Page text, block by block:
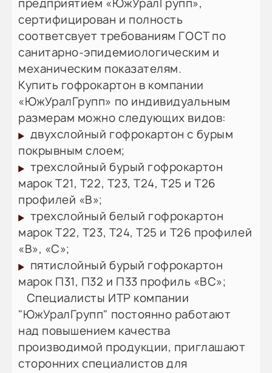
предприятием «ЮжУралГрупп»,
сертифицирован и полность
соответсвует требованиям ГОСТ по
санитарно-эпидемиологическим и
механическим показателям.
Купить гофрокартон в компании
«ЮжУралГрупп» по индивидуальным
размерам можно следующих видов:
двухслойный гофрокартон с бурым
покрывным слоем;
трехслойный бурый гофрокартон
марок Т21, Т22, Т23, Т24, Т25 и Т26
профилей «В»;
трехслойный белый гофрокартон
марок Т22, Т23, Т24, Т25 и Т26 профилей
«В», «С»;
пятислойный бурый гофрокартон
марок П31, П32 и П33 профиль «ВС»;
Специалисты ИТР компании
"ЮжУралГрупп" постоянно работают
над повышением качества
производимой продукции, приглашают
сторонних специалистов для